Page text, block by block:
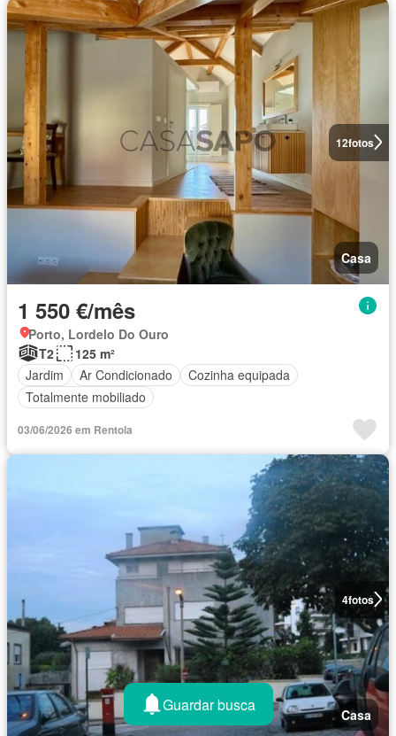
12fotos
Casa
1 550 €/mês
Porto, Lordelo Do Ouro
T2
125 m²
Jardim
Ar Condicionado
Cozinha equipada
Totalmente mobiliado
03/06/2026 em Rentola
4fotos
Casa
Guardar busca